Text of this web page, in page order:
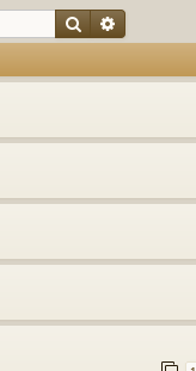
Rechercher